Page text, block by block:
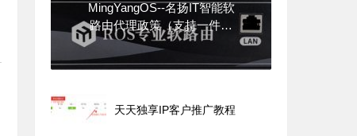
MingYangOS--名扬IT智能软
路由代理政策（支持一件代
发）
天天独享IP客户推广教程